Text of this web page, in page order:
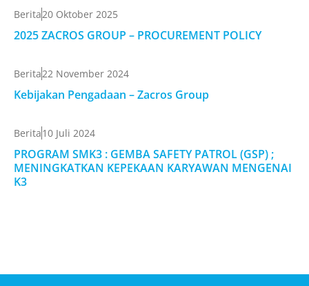
Berita20 Oktober 2025
2025 ZACROS GROUP – PROCUREMENT POLICY
Berita22 November 2024
Kebijakan Pengadaan – Zacros Group
Berita10 Juli 2024
PROGRAM SMK3 : GEMBA SAFETY PATROL (GSP) ;
MENINGKATKAN KEPEKAAN KARYAWAN MENGENAI
K3